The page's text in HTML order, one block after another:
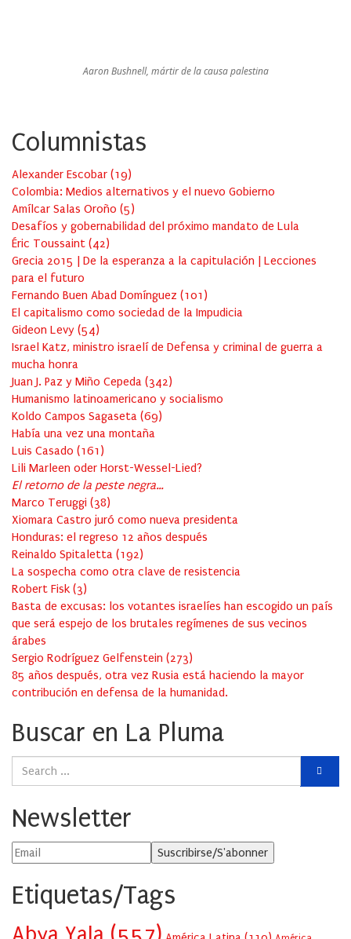
Aaron Bushnell, mártir de la causa palestina
Columnistas
Alexander Escobar (19)
Colombia: Medios alternativos y el nuevo Gobierno
Amílcar Salas Oroño (5)
Desafíos y gobernabilidad del próximo mandato de Lula
Éric Toussaint (42)
Grecia 2015 | De la esperanza a la capitulación | Lecciones
para el futuro
Fernando Buen Abad Domínguez (101 )
El capitalismo como sociedad de la Impudicia
Gideon Levy (54)
Israel Katz, ministro israelí de Defensa y criminal de guerra a
mucha honra
Juan J. Paz y Miño Cepeda (342)
Humanismo latinoamericano y socialismo
Koldo Campos Sagaseta (69)
Había una vez una montaña
Luis Casado (161 )
Lili Marleen oder Horst-Wessel-Lied?
El retorno de la peste negra…
Marco Teruggi (38)
Xiomara Castro juró como nueva presidenta
Honduras: el regreso 12 años después
Reinaldo Spitaletta (192)
La sospecha como otra clave de resistencia
Robert Fisk (3)
Basta de excusas: los votantes israelíes han escogido un país
que será espejo de los brutales regímenes de sus vecinos
árabes
Sergio Rodríguez Gelfenstein (273)
85 años después, otra vez Rusia está haciendo la mayor
contribución en defensa de la humanidad.
Buscar en La Pluma
Newsletter
Etiquetas/Tags
Abya Yala (557)